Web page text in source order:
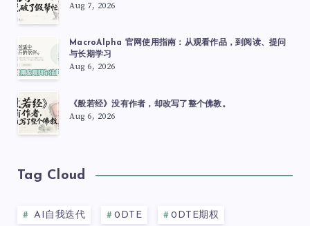
Aug 7, 2026
MacroAlpha 官网使用指南：从观看作品，到阅读、提问
与长期学习
Aug 6, 2026
《般若经》没有作者，却改写了整个佛教。
Aug 6, 2026
Tag Cloud
AI自我迭代 0DTE 0DTE期权